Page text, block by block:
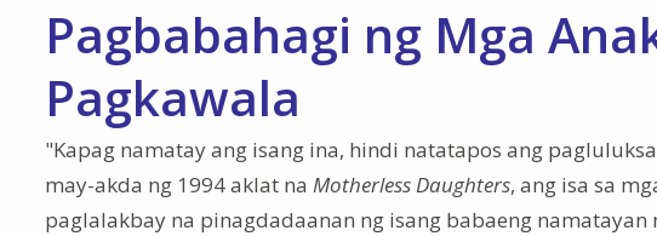
Pagbabahagi ng Mga
Pagkawala
"Kapag namatay ang isang ina, hindi natatapos ang
may-akda ng 1994 aklat na Motherless Daughters, ang isa sa
paglalakbay na pinagdadaanan ng isang babaeng namatayan